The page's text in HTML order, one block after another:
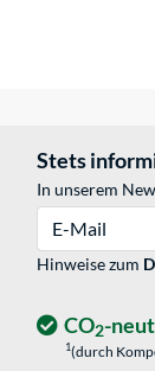
Stets
In unserem
Hinweise zum
CO2-
1(durch